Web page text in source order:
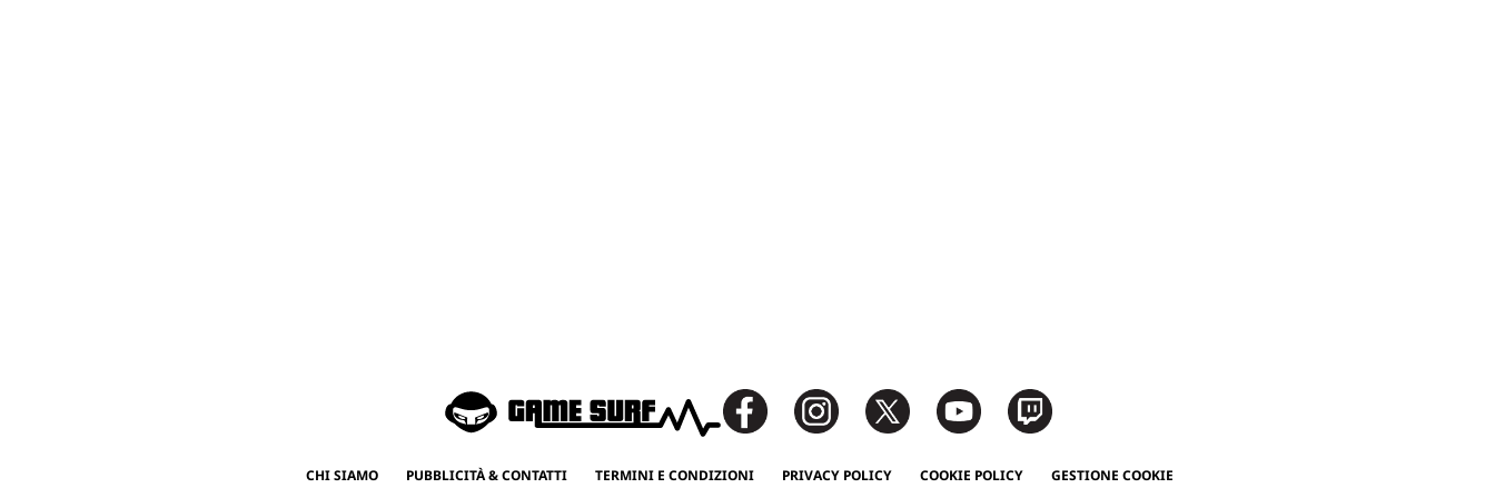
CHI SIAMO PUBBLICITÀ & CONTATTI TERMINI E CONDIZIONI PRIVACY POLICY COOKIE POLICY GESTIONE COOKIE